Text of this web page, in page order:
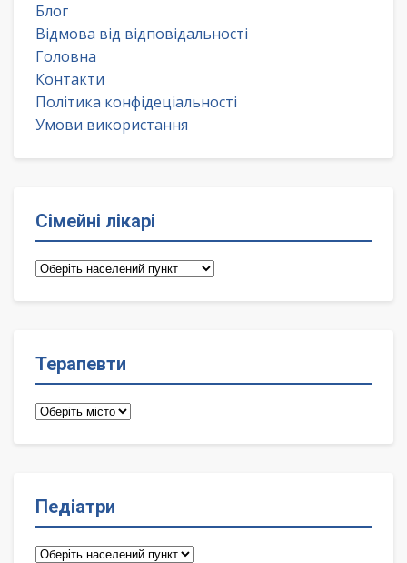
Блог
Відмова від відповідальності
Головна
Контакти
Політика конфідеціальності
Умови використання
Сімейні лікарі
Сімейні
Терапевти
Терапевти
Педіатри
Педіатри